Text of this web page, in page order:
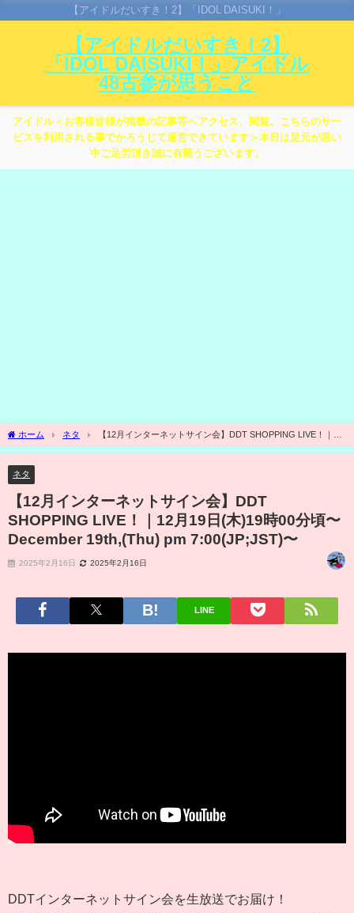
【アイドルだいすき！2】「IDOL DAISUKI！」
【アイドルだいすき！2】
「IDOL DAISUKI！」アイドル
48古参が思うこと
アイドル＜お客様皆様が掲載の記事等へアクセス、閲覧、こちらのサー
ビスを利用される事でかろうじて運営できています＞本日は足元が悪い
中ご足労頂き誠に有難うございます。
ホーム ネタ
【12月インターネットサイン会】DDT SHOPPING LIVE！｜12
月19日(木)19時00分頃〜 December 19th,(Thu) pm 7:00(JP;JST)〜
ネタ
【12月インターネットサイン会】DDT
SHOPPING LIVE！｜12月19日(木)19時00分頃〜
December 19th,(Thu) pm 7:00(JP;JST)〜
2025年2月16日 2025年2月16日
LINE
DDTインターネットサイン会を生放送でお届け！